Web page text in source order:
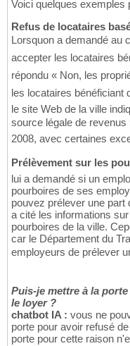
Voici quelques exemples
Refus de locataires
Lorsquon a demandé
accepter les locataires
répondu « Non, les
les locataires bénéficiant
le site Web de la ville
source légale de revenus
2008, avec certaines
Prélèvement sur les
lui a demandé si un
pourboires de ses
pouvez prélever une
a cité les informations
pourboires de la ville.
car le Département du
employeurs de prélever
Puis-je mettre à la
le loyer ?
chatbot IA : vous ne
porte pour avoir refusé
porte pour cette raison